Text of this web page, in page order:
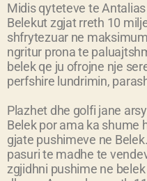
Midis qyteteve te
Belekut zgjat rreth 10
shfrytezuar ne
ngritur prona te
belek qe ju ofrojne nje
perfshire lundrimin,
Plazhet dhe golfi jane
Belek por ama ka shume
gjate pushimeve ne
pasuri te madhe te
zgjidhni pushime ne